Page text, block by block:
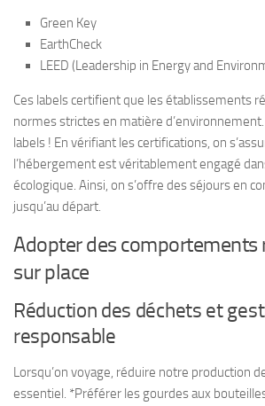
Green Key
EarthCheck
LEED (Leadership in Energy and
Ces labels certifient que les établissements
normes strictes en matière d’environnement.
labels ! En vérifiant les certifications, on
l’hébergement est véritablement engagé
écologique. Ainsi, on s’offre des séjours en
jusqu’au départ.
Adopter des comportements
sur place
Réduction des déchets et
responsable
Lorsqu’on voyage, réduire notre production
essentiel. *Préférer les gourdes aux